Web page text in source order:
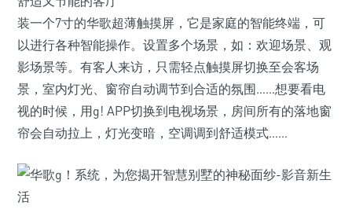
装一个7寸的华歌超薄触摸屏，它是家庭的智能终端，可
以进行各种智能操作。设置多个场景，如：欢迎场景、观
影场景等。有客人来访，只需轻点触摸屏切换至会客场
景，室内灯光、窗帘自动调节到合适的氛围……想要看电
视的时候，用g! APP切换到电视场景，房间所有的落地窗
帘会自动拉上，灯光变暗，空调调到舒适模式……